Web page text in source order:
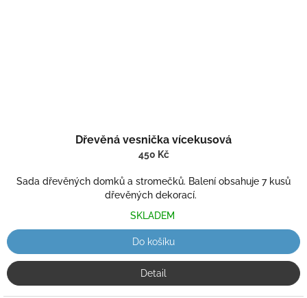
Dřevěná vesnička vícekusová
450 Kč
Sada dřevěných domků a stromečků. Balení obsahuje 7 kusů
dřevěných dekorací.
SKLADEM
Do košíku
Detail